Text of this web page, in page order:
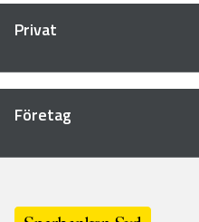
Privat
Företag